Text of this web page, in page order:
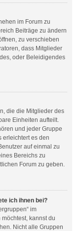
im Forum zu
Beiträge zu ändern
zu verschieben
dass Mitglieder
oder Beleidigendes
die die Mitglieder des
Einheiten aufteilt.
und jeder Gruppe
erleichtert es den
auf einmal zu
Bereichs zu
Forum zu geben.
ich ihnen bei?
im
kannst du
Nicht alle Gruppen